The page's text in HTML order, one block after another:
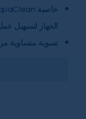
الجهاز لتسهيل
تسوية متساوية